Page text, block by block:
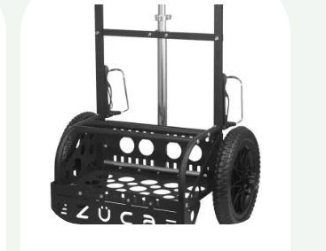
product
meerdere
variaties.
Deze
optie
kan